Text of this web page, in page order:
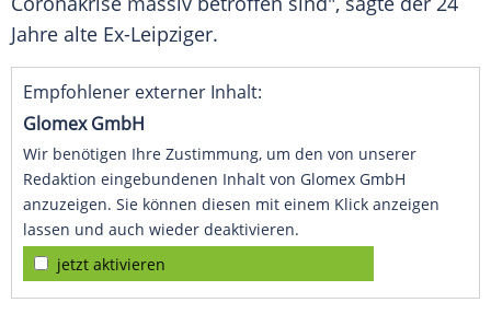
Jahre alte Ex-Leipziger.
Empfohlener externer Inhalt:
Glomex GmbH
Wir benötigen Ihre Zustimmung, um den von unserer
Redaktion eingebundenen Inhalt von Glomex GmbH
anzuzeigen. Sie können diesen mit einem Klick anzeigen
lassen und auch wieder deaktivieren.
jetzt aktivieren